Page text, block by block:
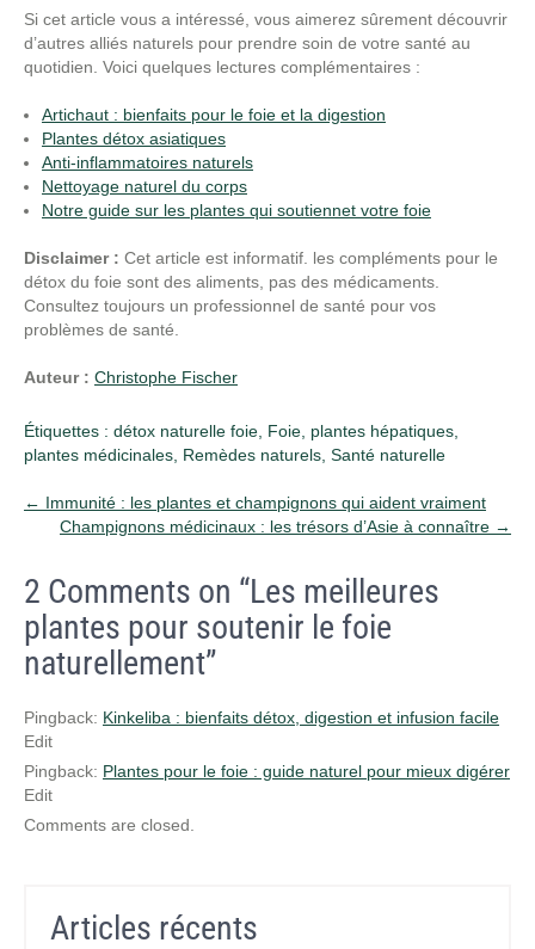
Si cet article vous a intéressé, vous aimerez sûrement découvrir
d’autres alliés naturels pour prendre soin de votre santé au
quotidien. Voici quelques lectures complémentaires :
Artichaut : bienfaits pour le foie et la digestion
Plantes détox asiatiques
Anti-inflammatoires naturels
Nettoyage naturel du corps
Notre guide sur les plantes qui soutiennet votre foie
Disclaimer : Cet article est informatif. les compléments pour le
détox du foie sont des aliments, pas des médicaments.
Consultez toujours un professionnel de santé pour vos
problèmes de santé.
Auteur : Christophe Fischer
Étiquettes : détox naturelle foie Foie plantes hépatiques
plantes médicinales Remèdes naturels Santé naturelle
Post
navigation
← Immunité : les plantes et champignons qui aident vraiment
Champignons médicinaux : les trésors d’Asie à connaître →
2 Comments on “Les meilleures
plantes pour soutenir le foie
naturellement”
Pingback: Kinkeliba : bienfaits détox, digestion et infusion facile
Edit
Pingback: Plantes pour le foie : guide naturel pour mieux digérer
Edit
Comments are closed.
Articles récents